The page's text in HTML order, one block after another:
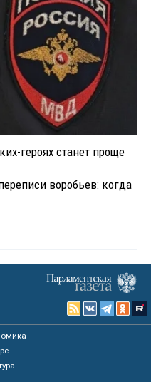
героях станет проще
воробьев: когда